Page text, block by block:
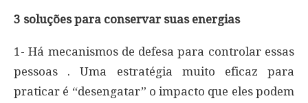
3 soluções para conservar suas energias
1- Há mecanismos de defesa para controlar essas
pessoas . Uma estratégia muito eficaz para
praticar é “desengatar” o impacto que eles podem